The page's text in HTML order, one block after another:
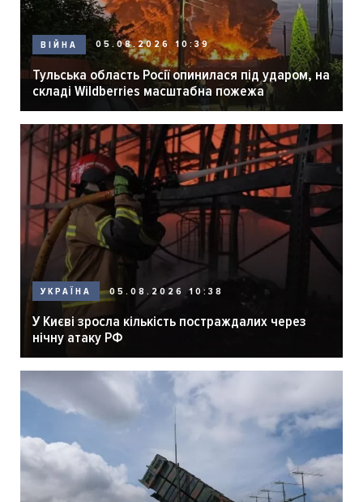
ВІЙНА 05.08.2026 10:39
Тульська область Росії опинилася під ударом, на
складі Wildberries масштабна пожежа
УКРАЇНА 05.08.2026 10:38
У Києві зросла кількість постраждалих через
нічну атаку РФ